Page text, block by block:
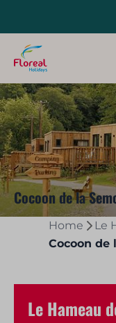
Cocoon de la
Home
Le
Cocoon de
Le Hameau